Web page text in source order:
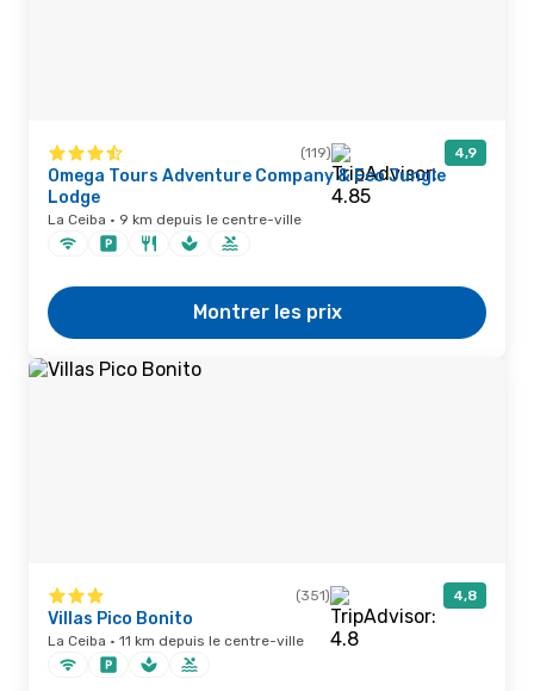
(119) 4,9
Omega Tours Adventure Company & Eco Jungle
Lodge
La Ceiba · 9 km depuis le centre-ville
Montrer les prix
(351) 4,8
Villas Pico Bonito
La Ceiba · 11 km depuis le centre-ville